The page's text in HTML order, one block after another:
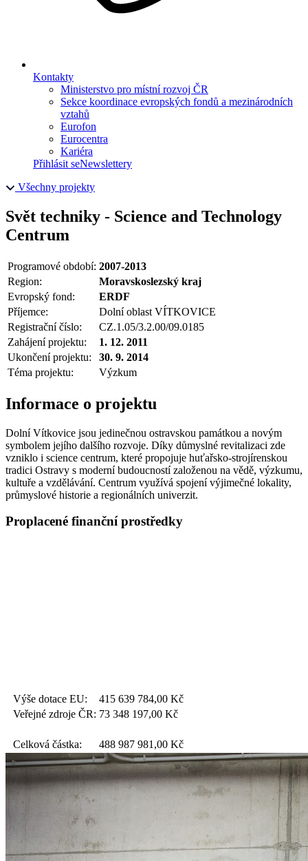
Kontakty
Ministerstvo pro místní rozvoj ČR
Sekce koordinace evropských fondů a mezinárodních
vztahů
Eurofon
Eurocentra
Kariéra
Přihlásit seNewslettery
Všechny projekty
Svět techniky - Science and Technology
Centrum
Programové období: 2007-2013
Region:
Moravskoslezský kraj
Evropský fond:
ERDF
Příjemce:
Dolní oblast VÍTKOVICE
Registrační číslo:
CZ.1.05/3.2.00/09.0185
Zahájení projektu:
1. 12. 2011
Ukončení projektu:
30. 9. 2014
Téma projektu:
Výzkum
Informace o projektu
Dolní Vítkovice jsou jedinečnou ostravskou památkou a novým
symbolem jejího dalšího rozvoje. Díky důmyslné revitalizaci zde
vzniklo i science centrum, které propojuje huťařsko-strojírenskou
tradici Ostravy s moderní budoucností založenou na vědě, výzkumu,
kultuře a vzdělávání. Centrum využívá spojení výjimečné lokality,
průmyslové historie a regionálních univerzit.
Proplacené finanční prostředky
Výše dotace EU: 415 639 784,00 Kč
Veřejné zdroje ČR: 73 348 197,00 Kč
Celková částka: 488 987 981,00 Kč